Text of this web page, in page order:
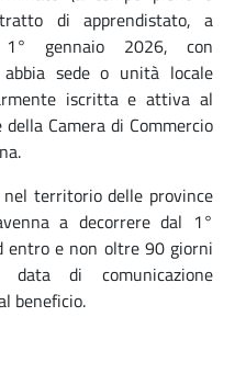
di apprendistato, a
gennaio 2026, con
abbia sede o unità locale
iscritta e attiva al
Camera di Commercio
nel territorio delle province
a decorrere dal 1°
entro e non oltre 90 giorni
data di comunicazione
beneficio.